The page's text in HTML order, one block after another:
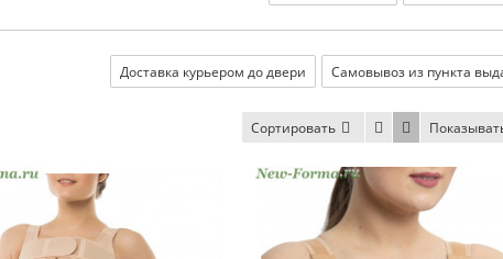
Доставка курьером до двери Самовывоз из пункта
Сортировать